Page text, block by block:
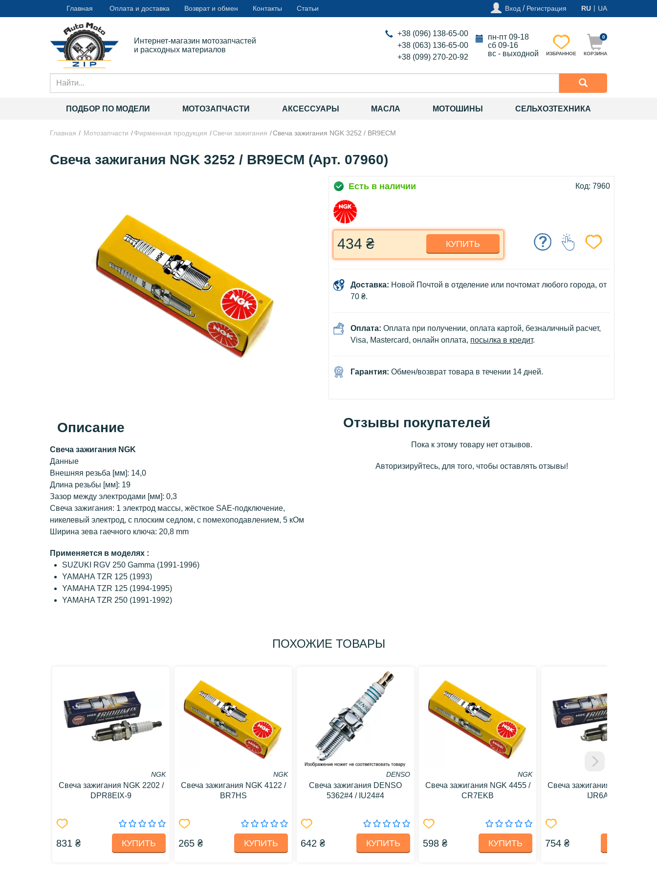
Главная Оплата и доставка Возврат и обмен Контакты Статьи Вход / Регистрация RU | UA
Интернет-магазин мотозапчастей
и расходных материалов
+38 (096) 138-65-00
+38 (063) 136-65-00
+38 (099) 270-20-92
пн-пт 09-18
сб 09-16
вс - выходной
ИЗБРАННОЕ
0
КОРЗИНА
ПОДБОР ПО МОДЕЛИ МОТОЗАПЧАСТИ АКСЕССУАРЫ МАСЛА МОТОШИНЫ СЕЛЬХОЗТЕХНИКА
Главная Мотозапчасти Фирменная продукция Свечи зажигания Свеча зажигания NGK 3252 / BR9ECM
Свеча зажигания NGK 3252 / BR9ECM (Арт. 07960)
Есть в наличии Код: 7960
434 ₴ КУПИТЬ
Доставка: Новой Почтой в отделение или почтомат любого города, от
70 ₴.
Оплата: Оплата при получении, оплата картой, безналичный расчет,
Visa, Mastercard, онлайн оплата, посылка в кредит.
Гарантия: Обмен/возврат товара в течении 14 дней.
Описание
Свеча зажигания NGK
Данные
Внешняя резьба [мм]: 14,0
Длина резьбы [мм]: 19
Зазор между электродами [мм]: 0,3
Свеча зажигания: 1 электрод массы, жёсткое SAE-подключение,
никелевый электрод, с плоским седлом, с помехоподавлением, 5 кОм
Ширина зева гаечного ключа: 20,8 mm
Применяется в моделях :
SUZUKI RGV 250 Gamma (1991-1996)
YAMAHA TZR 125 (1993)
YAMAHA TZR 125 (1994-1995)
YAMAHA TZR 250 (1991-1992)
Отзывы покупателей
Пока к этому товару нет отзывов.
Авторизируйтесь, для того, чтобы оставлять отзывы!
ПОХОЖИЕ ТОВАРЫ
NGK
Свеча зажигания NGK 2202 /
DPR8EIX-9
831 ₴ КУПИТЬ
NGK
Свеча зажигания NGK 4122 /
BR7HS
265 ₴ КУПИТЬ
DENSO
Свеча зажигания DENSO
5362#4 / IU24#4
642 ₴ КУПИТЬ
NGK
Свеча зажигания NGK 4455 /
CR7EKB
598 ₴ КУПИТЬ
Свеча зажигания NGK 7365 /
IJR6A9
754 ₴